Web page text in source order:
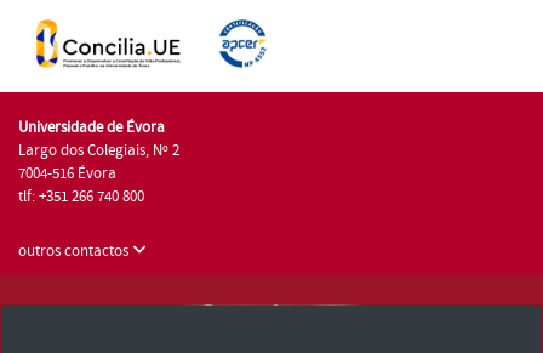
Universidade de Évora
Largo dos Colegiais, Nº 2
7004-516 Évora
tlf: +351 266 740 800
outros contactos